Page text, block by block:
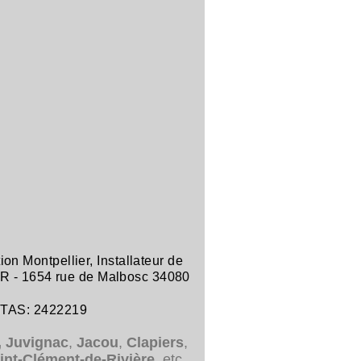
Montpellier,
Installateur de
- 1654 rue de Malbosc 34080
2422219
Juvignac, Jacou, Clapiers,